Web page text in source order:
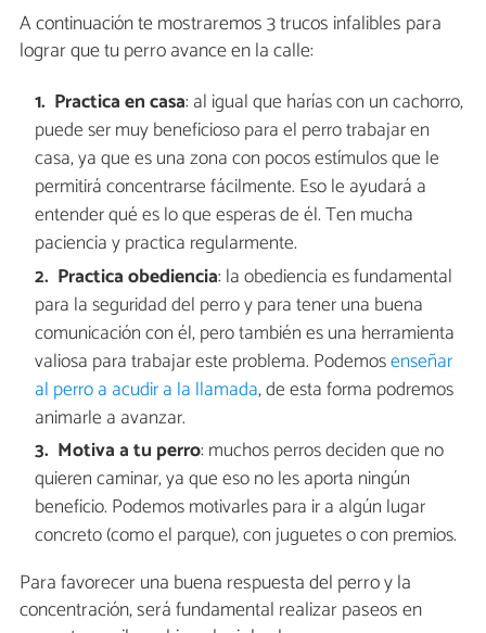
A continuación te mostraremos 3 trucos infalibles para
lograr que tu perro avance en la calle:
Practica en casa: al igual que harías con un cachorro,
puede ser muy beneficioso para el perro trabajar en
casa, ya que es una zona con pocos estímulos que le
permitirá concentrarse fácilmente. Eso le ayudará a
entender qué es lo que esperas de él. Ten mucha
paciencia y practica regularmente.
Practica obediencia: la obediencia es fundamental
para la seguridad del perro y para tener una buena
comunicación con él, pero también es una herramienta
valiosa para trabajar este problema. Podemosenseñar
al perro a acudir a la llamada, de esta forma podremos
animarle a avanzar.
Motiva a tu perro: muchos perros deciden que no
quieren caminar, ya que eso no les aporta ningún
beneficio. Podemos motivarles para ir a algún lugar
concreto (como el parque), con juguetes o con premios.
Para favorecer una buena respuesta del perro y la
concentración, será fundamental realizar paseos en